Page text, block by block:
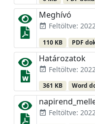
Meghívó
event_available Feltöltve:
110 KB PDF
Határozatok
event_available Feltöltve:
361 KB Word
event_available Feltöltve: